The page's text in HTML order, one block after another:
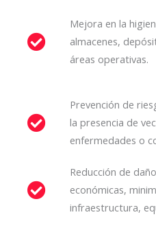
Mejora en la
almacenes,
áreas operativas.
Prevención de
la presencia de
enfermedades o
Reducción de
económicas,
infraestructura,